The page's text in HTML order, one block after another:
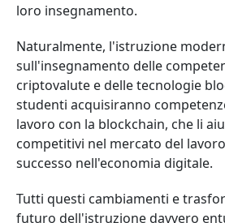
loro insegnamento.
Naturalmente, l'istruzione
sull'insegnamento delle
criptovalute e delle tecnologie
studenti acquisiranno
lavoro con la blockchain, che li
competitivi nel mercato del
successo nell'economia digitale.
Tutti questi cambiamenti e
futuro dell'istruzione davvero